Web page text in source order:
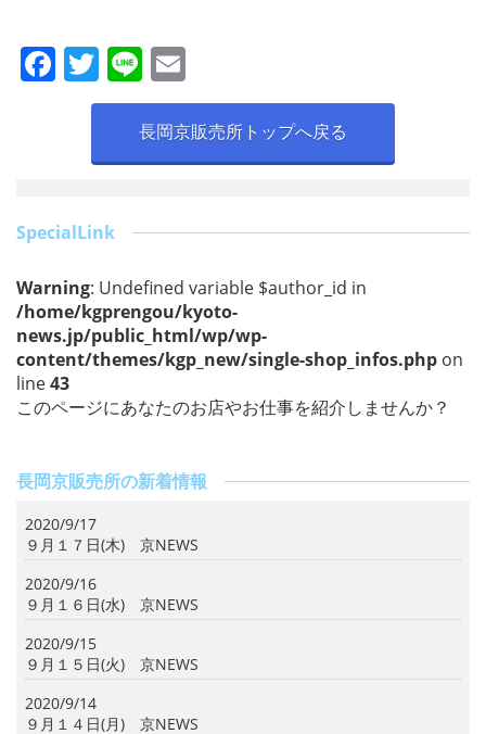
F
o
o
k
T
w
er
Li
n
e
m
ai
l
長岡京販売所トップへ戻る
SpecialLink
Warning: Undefined variable $author_id in
/home/kgprengou/kyoto-
news.jp/public_html/wp/wp-
content/themes/kgp_new/single-shop_infos.php on
line43
このページにあなたのお店やお仕事を紹介しませんか？
長岡京販売所の新着情報
2020/9/17
９月１７日(木) 京NEWS
2020/9/16
９月１６日(水) 京NEWS
2020/9/15
９月１５日(火) 京NEWS
2020/9/14
９月１４日(月) 京NEWS